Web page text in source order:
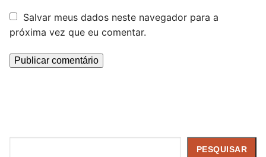
Salvar meus dados neste navegador para a
próxima vez que eu comentar.
PESQUISAR